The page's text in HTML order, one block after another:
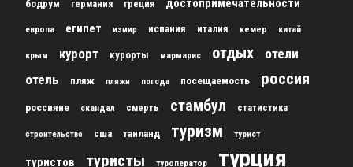
бодрум германия греция достопримечательности
европа египет измир испания италия кемер китай
крым курорт курорты мармарис отдых
отели
отель
пляж пляжи погода посещаемость россия
россияне скандал смерть стамбул статистика
строительство сша таиланд туризм турист
туристов туристы туроператор турция